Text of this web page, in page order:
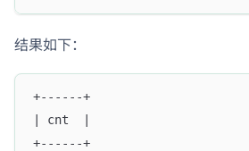
结果如下：
+------+
| cnt  |
+------+